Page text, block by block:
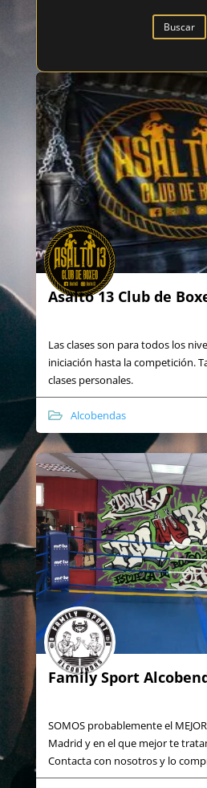
Buscar
Asalto 13 Club de
Las clases son para todos los
iniciación hasta la competición.
clases personales.
Alcobendas
Family Sport
SOMOS probablemente el
Madrid y en el que mejor te
Contacta con nosotros y lo